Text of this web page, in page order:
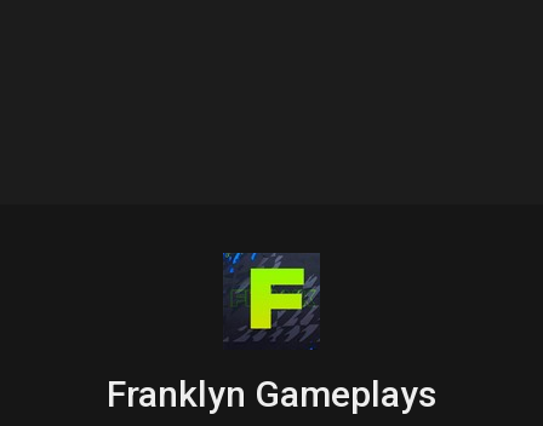
Franklyn Gameplays